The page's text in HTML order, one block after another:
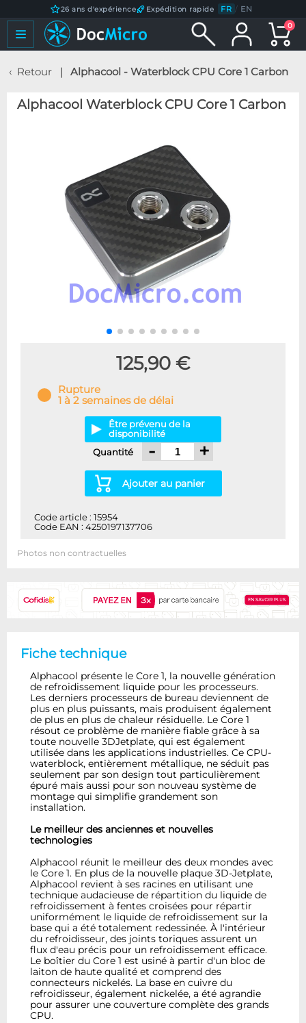
26 ans d'expérience Expédition rapide FR / EN
0
Retour Alphacool - Waterblock CPU Core 1 Carbon
Alphacool Waterblock CPU Core 1 Carbon
125,90 €
Rupture
1 à 2 semaines de délai
Être prévenu de la
disponibilité
Quantité
- +
Ajouter au panier
Code article : 15954
Code EAN : 4250197137706
Photos non contractuelles
Fiche technique
Alphacool présente le Core 1, la nouvelle génération
de refroidissement liquide pour les processeurs.
Les derniers processeurs de bureau deviennent de
plus en plus puissants, mais produisent également
de plus en plus de chaleur résiduelle. Le Core 1
résout ce problème de manière fiable grâce à sa
toute nouvelle 3DJetplate, qui est également
utilisée dans les applications industrielles. Ce CPU-
waterblock, entièrement métallique, ne séduit pas
seulement par son design tout particulièrement
épuré mais aussi pour son nouveau système de
montage qui simplifie grandement son
installation.
Le meilleur des anciennes et nouvelles
technologies
Alphacool réunit le meilleur des deux mondes avec
le Core 1. En plus de la nouvelle plaque 3D-Jetplate,
Alphacool revient à ses racines en utilisant une
technique audacieuse de répartition du liquide de
refroidissement à fentes croisées pour répartir
uniformément le liquide de refroidissement sur la
base qui a été totalement redessinée. À l'intérieur
du refroidisseur, des joints toriques assurent un
flux d'eau précis pour un refroidissement efficace.
Le boîtier du Core 1 est usiné à partir d'un bloc de
laiton de haute qualité et comprend des
connecteurs nickelés. La base en cuivre du
refroidisseur, également nickelée, a été agrandie
pour assurer une couverture complète des grands
CPU.